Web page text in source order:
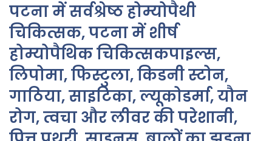
पटना में सर्वश्रेष्ठ होम्योपैथी
चिकित्सक, पटना में शीर्ष
होम्योपैथिक चिकित्सकपाइल्स,
लिपोमा, फिस्टुला, किडनी स्टोन,
गाठिया, साइटिका, ल्यूकोडर्मा, यौन
रोग, त्वचा और लीवर की परेशानी,